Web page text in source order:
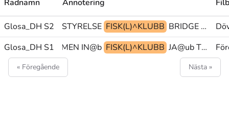
Radnamn Annotering
Glosa_DH S2
PU@g PLUS STYRELSE FISK(L)^KLUBB BRIDGE PEK>ringf SKA
Glosa_DH S1
TILL1 VÄLKOMMEN IN@b FISK(L)^KLUBB JA@ub TID(Lb) PU@g
« Föregående Nästa »